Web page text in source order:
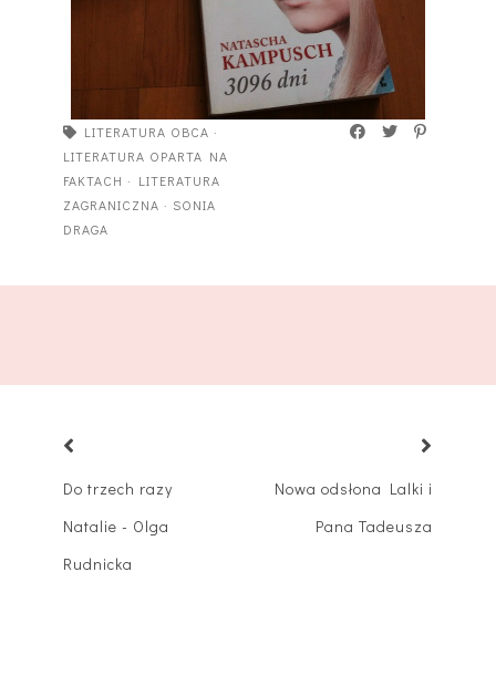
LITERATURA OBCA ·
LITERATURA OPARTA NA
FAKTACH · LITERATURA
ZAGRANICZNA · SONIA
DRAGA
Do trzech razy
Natalie - Olga
Rudnicka
Nowa odsłona Lalki i
Pana Tadeusza